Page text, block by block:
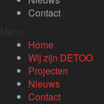
Contact
Home
Wij zijn DETOO
Projecten
Nieuws
Contact